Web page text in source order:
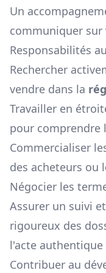
Un
communiquer
Responsabilités
Rechercher
vendre dans la
Travailler en
pour comprendre
Commercialiser
des acheteurs ou
Négocier les
Assurer un suivi
rigoureux des
l'acte authentique
Contribuer au